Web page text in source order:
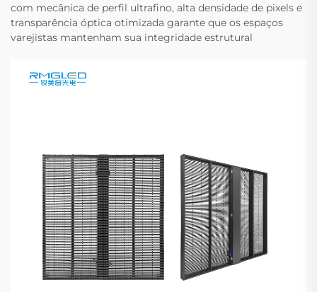
com mecânica de perfil ultrafino, alta densidade de pixels e
transparência óptica otimizada garante que os espaços
varejistas mantenham sua integridade estrutural